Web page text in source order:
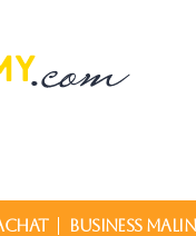
BUSINESS MALIN